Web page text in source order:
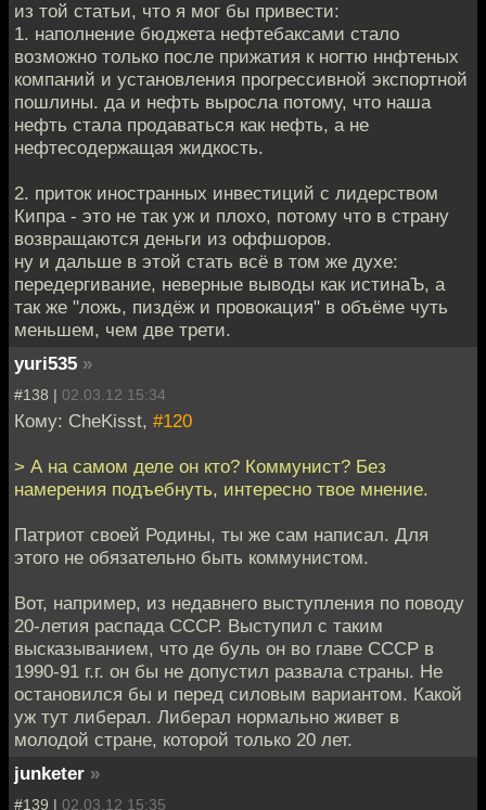
из той статьи, что я мог бы привести:
1. наполнение бюджета нефтебаксами стало
возможно только после прижатия к ногтю ннфтеных
компаний и установления прогрессивной экспортной
пошлины. да и нефть выросла потому, что наша
нефть стала продаваться как нефть, а не
нефтесодержащая жидкость.
2. приток иностранных инвестиций с лидерством
Кипра - это не так уж и плохо, потому что в страну
возвращаются деньги из оффшоров.
ну и дальше в этой стать всё в том же духе:
передергивание, неверные выводы как истинаЪ, а
так же "ложь, пиздёж и провокация" в объёме чуть
меньшем, чем две трети.
yuri535 »
#138 | 02.03.12 15:34
Кому: CheKisst, #120
> А на самом деле он кто? Коммунист? Без
намерения подъебнуть, интересно твое мнение.
Патриот своей Родины, ты же сам написал. Для
этого не обязательно быть коммунистом.
Вот, например, из недавнего выступления по поводу
20-летия распада СССР. Выступил с таким
высказыванием, что де буль он во главе СССР в
1990-91 г.г. он бы не допустил развала страны. Не
остановился бы и перед силовым вариантом. Какой
уж тут либерал. Либерал нормально живет в
молодой стране, которой только 20 лет.
junketer »
#139 | 02.03.12 15:35